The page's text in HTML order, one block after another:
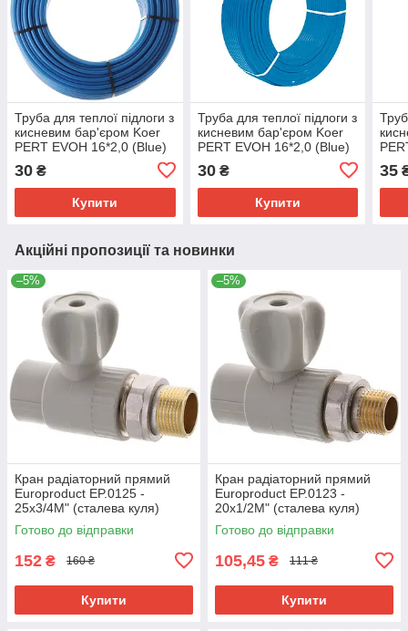
Труба для теплої підлоги з
кисневим бар'єром Koer
PERT EVOH 16*2,0 (Blue)
30 ₴
Купити
Труба для теплої підлоги з
кисневим бар'єром Koer
PERT EVOH 16*2,0 (Blue)
30₴
Купити
35
Акційні пропозиції та новинки
–5%
Кран радіаторний прямий
Europroduct EP.0125 -
25x3/4M" (сталева куля)
(EP4050)
Готово до відправки
152 ₴ 160 ₴
Купити
–5%
Кран радіаторний прямий
Europroduct EP.0123 -
20x1/2M" (сталева куля)
(EP4048)
Готово до відправки
105,45 ₴ 111 ₴
Купити